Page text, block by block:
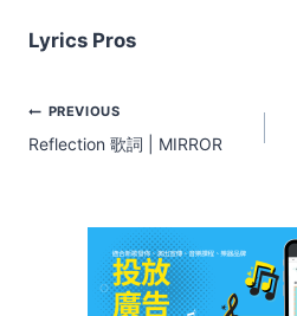
Lyrics Pros
Post
navigation
PREVIOUS
Reflection 歌詞 | MIRROR